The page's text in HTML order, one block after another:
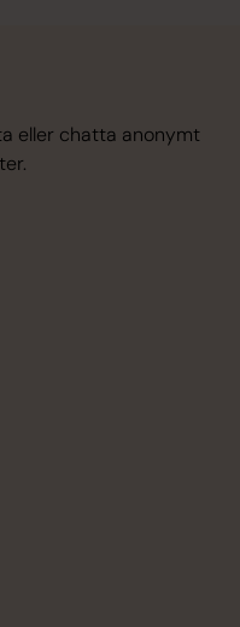
eller chatta anonymt